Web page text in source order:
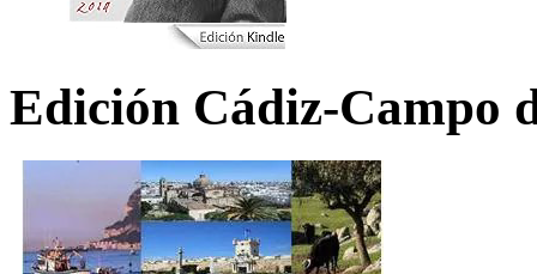
Edición Cádiz-Campo